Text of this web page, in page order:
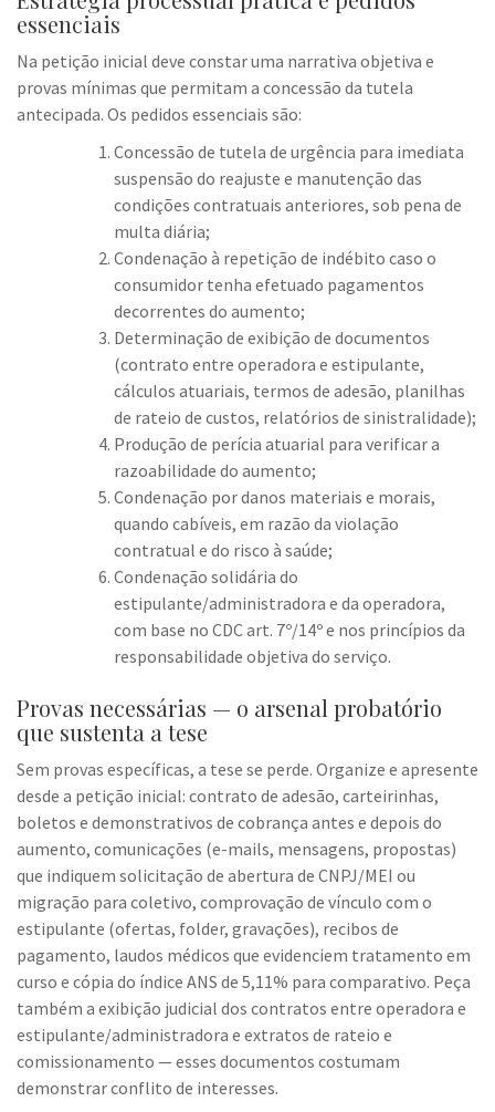
essenciais
Na petição inicial deve constar uma narrativa objetiva e
provas mínimas que permitam a concessão da tutela
antecipada. Os pedidos essenciais são:
Concessão de tutela de urgência para imediata
suspensão do reajuste e manutenção das
condições contratuais anteriores, sob pena de
multa diária;
Condenação à repetição de indébito caso o
consumidor tenha efetuado pagamentos
decorrentes do aumento;
Determinação de exibição de documentos
(contrato entre operadora e estipulante,
cálculos atuariais, termos de adesão, planilhas
de rateio de custos, relatórios de sinistralidade);
Produção de perícia atuarial para verificar a
razoabilidade do aumento;
Condenação por danos materiais e morais,
quando cabíveis, em razão da violação
contratual e do risco à saúde;
Condenação solidária do
estipulante/administradora e da operadora,
com base no CDC art. 7º/14º e nos princípios da
responsabilidade objetiva do serviço.
Provas necessárias — o arsenal probatório
que sustenta a tese
Sem provas específicas, a tese se perde. Organize e apresente
desde a petição inicial: contrato de adesão, carteirinhas,
boletos e demonstrativos de cobrança antes e depois do
aumento, comunicações (e-mails, mensagens, propostas)
que indiquem solicitação de abertura de CNPJ/MEI ou
migração para coletivo, comprovação de vínculo com o
estipulante (ofertas, folder, gravações), recibos de
pagamento, laudos médicos que evidenciem tratamento em
curso e cópia do índice ANS de 5,11% para comparativo. Peça
também a exibição judicial dos contratos entre operadora e
estipulante/administradora e extratos de rateio e
comissionamento — esses documentos costumam
demonstrar conflito de interesses.